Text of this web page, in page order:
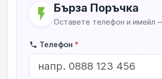
flash_on Бърза Поръчка
Оставете телефон и имейл
phone Телефон *